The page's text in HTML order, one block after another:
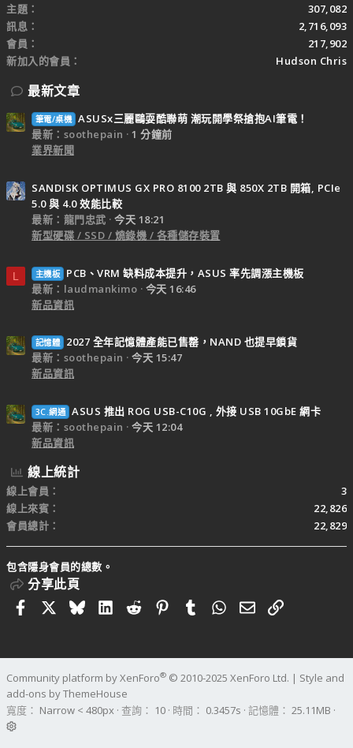
主題
307,082
訊息
2,716,093
會員
217,902
新加入的會員
Hudson Chris
最新文章
筆電/桌機 ASUSx三麗鷗耍酷聯萌 潮玩開學祭搶抱AI筆電！
最新：soothepain
1 分鐘前
業界新聞
SANDISK OPTIMUS GX PRO 8100 2TB 與 850X 2TB 開箱, PCIe
5.0 與 4.0 效能比較
最新：龍門忠武
今天 18:21
新型硬碟 / SSD / 燒錄機 / 各種儲存裝置
L 主機板
PCB、VRM 缺料成本提升，ASUS 率先調漲主機板
最新：laudmankimo
今天 16:46
新品資訊
記憶體
2027 全年記憶體產能已售罄，NAND 也提早鎖貨
最新：soothepain
今天 15:47
新品資訊
3C.網通 ASUS 推出 ROG USB-C10G , 外接 USB 10GbE 網卡
最新：soothepain
今天 12:04
新品資訊
線上統計
線上會員
3
線上來賓
22,826
會員總計
22,829
包含隱身會員的總數。
分享此頁
FacebookBlueskyLinkedIn
RedditPinterestTumblrWhatsApp
電子郵件
連結
Community platform by XenForo® © 2010-2025 XenForo Ltd. | Style and
add-ons by ThemeHouse
寬度
查詢 10 時間 0.3457s 記憶體 25.11MB